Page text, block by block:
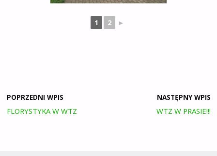
1 2 ►
POPRZEDNI WPIS
FLORYSTYKA W WTZ
NASTĘPNY WPIS
WTZ W PRASIE!!!